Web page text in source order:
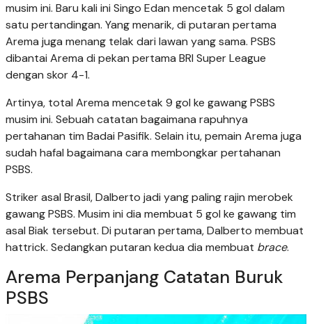
musim ini. Baru kali ini Singo Edan mencetak 5 gol dalam
satu pertandingan. Yang menarik, di putaran pertama
Arema juga menang telak dari lawan yang sama. PSBS
dibantai Arema di pekan pertama BRI Super League
dengan skor 4-1.
Artinya, total Arema mencetak 9 gol ke gawang PSBS
musim ini. Sebuah catatan bagaimana rapuhnya
pertahanan tim Badai Pasifik. Selain itu, pemain Arema juga
sudah hafal bagaimana cara membongkar pertahanan
PSBS.
Striker asal Brasil, Dalberto jadi yang paling rajin merobek
gawang PSBS. Musim ini dia membuat 5 gol ke gawang tim
asal Biak tersebut. Di putaran pertama, Dalberto membuat
hattrick. Sedangkan putaran kedua dia membuat brace.
Arema Perpanjang Catatan Buruk
PSBS